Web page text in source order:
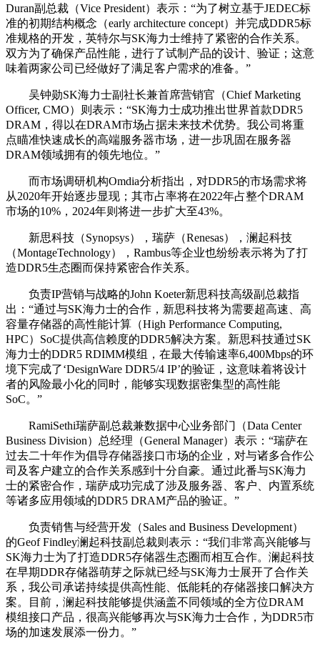
Duran副总裁（Vice President）表示：“为了树立基于JEDEC标
准的初期结构概念（early architecture concept）并完成DDR5标
准规格的开发，英特尔与SK海力士维持了紧密的合作关系。
双方为了确保产品性能，进行了试制产品的设计、验证；这意
味着两家公司已经做好了满足客户需求的准备。”
吴钟勋SK海力士副社长兼首席营销官（Chief Marketing
Officer, CMO）则表示：“SK海力士成功推出世界首款DDR5
DRAM，得以在DRAM市场占据未来技术优势。我公司将重
点瞄准快速成长的高端服务器市场，进一步巩固在服务器
DRAM领域拥有的领先地位。”
而市场调研机构Omdia分析指出，对DDR5的市场需求将
从2020年开始逐步显现；其市占率将在2022年占整个DRAM
市场的10%，2024年则将进一步扩大至43%。
新思科技（Synopsys），瑞萨（Renesas），澜起科技
（MontageTechnology），Rambus等企业也纷纷表示将为了打
造DDR5生态圈而保持紧密合作关系。
负责IP营销与战略的John Koeter新思科技高级副总裁指
出：“通过与SK海力士的合作，新思科技将为需要超高速、高
容量存储器的高性能计算（High Performance Computing,
HPC）SoC提供高信赖度的DDR5解决方案。新思科技通过SK
海力士的DDR5 RDIMM模组，在最大传输速率6,400Mbps的环
境下完成了‘DesignWare DDR5/4 IP’的验证，这意味着将设计
者的风险最小化的同时，能够实现数据密集型的高性能
SoC。”
RamiSethi瑞萨副总裁兼数据中心业务部门（Data Center
Business Division）总经理（General Manager）表示：“瑞萨在
过去二十年作为倡导存储器接口市场的企业，对与诸多合作公
司及客户建立的合作关系感到十分自豪。通过此番与SK海力
士的紧密合作，瑞萨成功完成了涉及服务器、客户、内置系统
等诸多应用领域的DDR5 DRAM产品的验证。”
负责销售与经营开发（Sales and Business Development）
的Geof Findley澜起科技副总裁则表示：“我们非常高兴能够与
SK海力士为了打造DDR5存储器生态圈而相互合作。澜起科技
在早期DDR存储器萌芽之际就已经与SK海力士展开了合作关
系，我公司承诺持续提供高性能、低能耗的存储器接口解决方
案。目前，澜起科技能够提供涵盖不同领域的全方位DRAM
模组接口产品，很高兴能够再次与SK海力士合作，为DDR5市
场的加速发展添一份力。”